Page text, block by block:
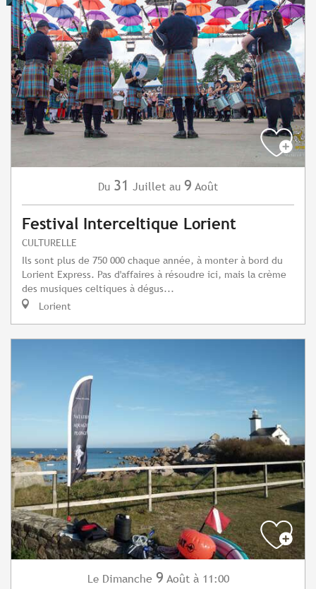
Du 31 Juillet au 9 Août
Festival Interceltique Lorient
CULTURELLE
Ils sont plus de 750 000 chaque année, à monter à bord du
Lorient Express. Pas d'affaires à résoudre ici, mais la crème
des musiques celtiques à dégus...
Lorient
Le Dimanche 9 Août à 11:00